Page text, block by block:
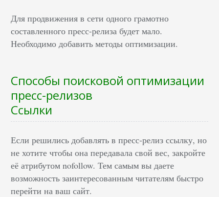
Для продвижения в сети одного грамотно
составленного пресс-релиза будет мало.
Необходимо добавить методы оптимизации.
Способы поисковой оптимизации
пресс-релизов
Ссылки
Если решились добавлять в пресс-релиз ссылку, но
не хотите чтобы она передавала свой вес, закройте
её атрибутом nofollow. Тем самым вы даете
возможность заинтересованным читателям быстро
перейти на ваш сайт.